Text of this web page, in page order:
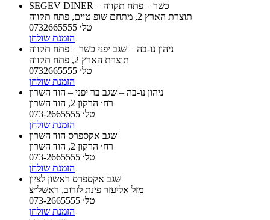
SEGEV DINER – כשר – פתח תקווה
תוצרת הארץ 2, מתחם שופ טיים, פתח תקווה
טל׳ 0732665555
הזמנת שולחן
ניהון נו-בה – שגב יפני כשר – פתח תקווה
תוצרת הארץ 2, פתח תקווה
טל׳ 0732665555
הזמנת שולחן
ניהון נו-בה – שגב בר יפני – הוד השרון
רח׳ הרקון 2, הוד השרון
טל׳ 073-2665555
הזמנת שולחן
שגב אקספרס הוד השרון
רח׳ הרקון 2, הוד השרון
טל׳ 073-2665555
הזמנת שולחן
שגב אקספרס ראשון לציון
מזל אליעזר פינת לזרוב, ראשל״צ
טל׳ 073-2665555
הזמנת שולחן